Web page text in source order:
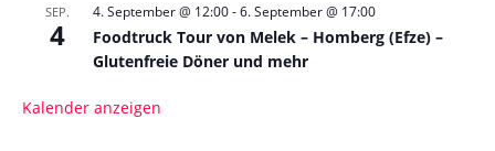
SEP.
4
4. September @ 12:00-6. September @ 17:00
Foodtruck Tour von Melek – Homberg (Efze) –
Glutenfreie Döner und mehr
Kalender anzeigen